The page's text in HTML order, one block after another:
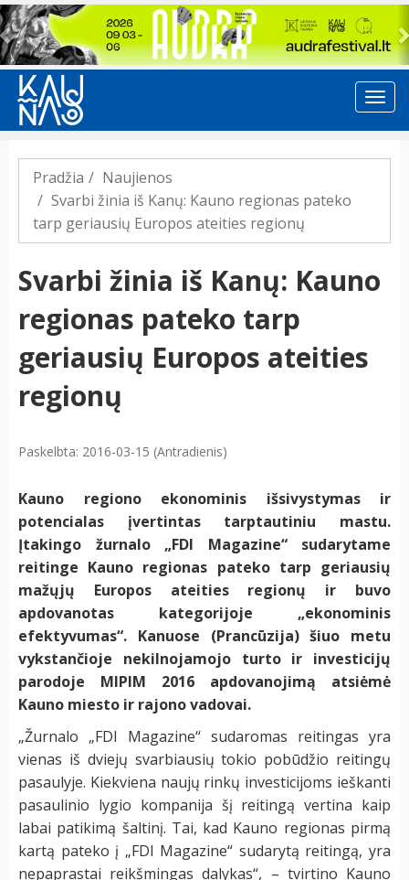
Previous
Pradžia
Naujienos
Svarbi žinia iš Kanų: Kauno regionas pateko
tarp geriausių Europos ateities regionų
Svarbi žinia iš Kanų: Kauno
regionas pateko tarp
geriausių Europos ateities
regionų
Paskelbta: 2016-03-15 (Antradienis)
Kauno regiono ekonominis išsivystymas ir
potencialas įvertintas tarptautiniu mastu.
Įtakingo žurnalo „FDI Magazine“ sudarytame
reitinge Kauno regionas pateko tarp geriausių
mažųjų Europos ateities regionų ir buvo
apdovanotas kategorijoje „ekonominis
efektyvumas“. Kanuose (Prancūzija) šiuo metu
vykstančioje nekilnojamojo turto ir investicijų
parodoje MIPIM 2016 apdovanojimą atsiėmė
Kauno miesto ir rajono vadovai.
„Žurnalo „FDI Magazine“ sudaromas reitingas yra
vienas iš dviejų svarbiausių tokio pobūdžio reitingų
pasaulyje. Kiekviena naujų rinkų investicijoms ieškanti
pasaulinio lygio kompanija šį reitingą vertina kaip
labai patikimą šaltinį. Tai, kad Kauno regionas pirmą
kartą pateko į „FDI Magazine“ sudarytą reitingą, yra
nepaprastai reikšmingas dalykas“, – tvirtino Kauno